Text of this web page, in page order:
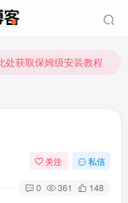
获取保姆级安装教程
处获取保姆级安装教程
关注 私信
0 361 148